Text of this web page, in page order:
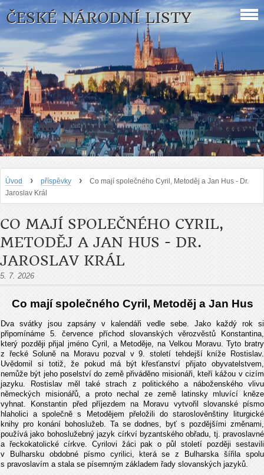
ČESKÉ NÁRODNÍ LISTY
Úvod › příspěvky ›
Co mají společného Cyril, Metoděj a Jan Hus - Dr.
Jaroslav Král
CO MAJÍ SPOLEČNÉHO CYRIL,
METODĚJ A JAN HUS - DR.
JAROSLAV KRÁL
5. 7. 2026
Co mají společného Cyril, Metoděj a Jan Hus
Dva svátky jsou zapsány v kalendáři vedle sebe. Jako každý rok si
připomínáme 5. července příchod slovanských věrozvěstů Konstantina,
který později přijal jméno Cyril, a Metoděje, na Velkou Moravu. Tyto bratry
z řecké Soluně na Moravu pozval v 9. století tehdejší kníže Rostislav.
Uvědomil si totiž, že pokud má být křesťanství přijato obyvatelstvem,
nemůže být jeho poselství do země přiváděno misionáři, kteří kážou v cizím
jazyku. Rostislav měl také strach z politického a náboženského vlivu
německých misionářů, a proto nechal ze země latinsky mluvící kněze
vyhnat. Konstantin před příjezdem na Moravu vytvořil slovanské písmo
hlaholici a společně s Metodějem přeložili do staroslověnštiny liturgické
knihy pro konání bohoslužeb. Ta se dodnes, byť s pozdějšími změnami,
používá jako bohoslužebný jazyk církví byzantského obřadu, tj. pravoslavné
a řeckokatolické církve. Cyrilovi žáci pak o půl století později sestavili
v Bulharsku obdobné písmo cyrilici, která se z Bulharska šířila spolu
s pravoslavím a stala se písemným základem řady slovanských jazyků.